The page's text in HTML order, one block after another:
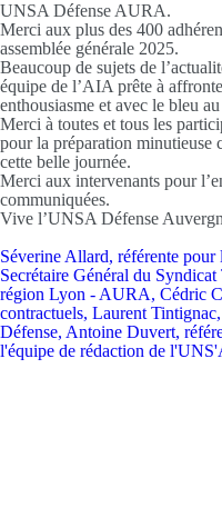
UNSA Défense AURA.
Merci aux plus des 400
assemblée générale 2025.
Beaucoup de sujets de
équipe de l’AIA prête à
enthousiasme et avec le bleu au
Merci à toutes et tous les
pour la préparation minutieuse
cette belle journée.
Merci aux intervenants pour
communiquées.
Vive l’UNSA Défense
Séverine Allard, référente
Secrétaire Général du
région Lyon - AURA, Cédric
contractuels, Laurent
Défense, Antoine Duvert,
l'équipe de rédaction de